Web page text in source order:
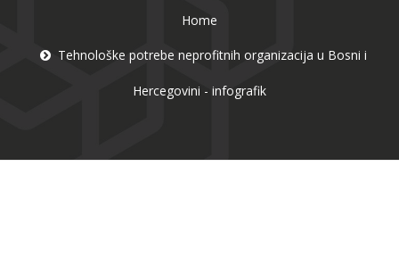
Home
Tehnološke potrebe neprofitnih organizacija u Bosni i
Hercegovini - infografik